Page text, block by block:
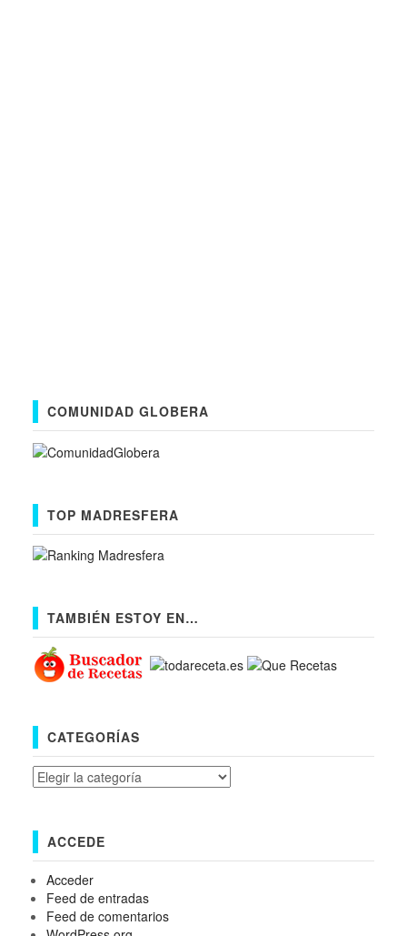
COMUNIDAD GLOBERA
TOP MADRESFERA
TAMBIÉN ESTOY EN…
CATEGORÍAS
Categorías
ACCEDE
Acceder
Feed de entradas
Feed de comentarios